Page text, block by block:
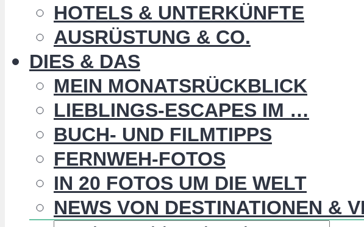
HOTELS & UNTERKÜNFTE
AUSRÜSTUNG & CO.
DIES & DAS
MEIN MONATSRÜCKBLICK
LIEBLINGS-ESCAPES IM …
BUCH- UND FILMTIPPS
FERNWEH-FOTOS
IN 20 FOTOS UM DIE WELT
NEWS VON DESTINATIONEN &